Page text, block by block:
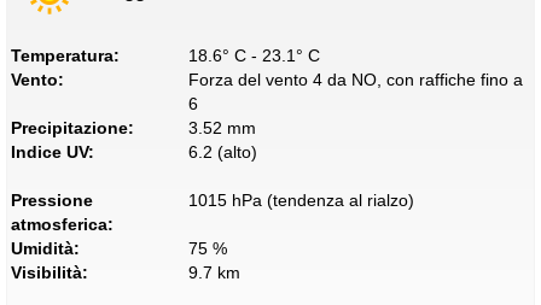
Temperatura:
18.6° C - 23.1° C
Vento:
Forza del vento 4 da NO, con raffiche fino a
6
Precipitazione:
3.52 mm
Indice UV:
6.2 (alto)
Pressione
atmosferica:
1015 hPa (tendenza al rialzo)
Umidità:
75 %
Visibilità:
9.7 km